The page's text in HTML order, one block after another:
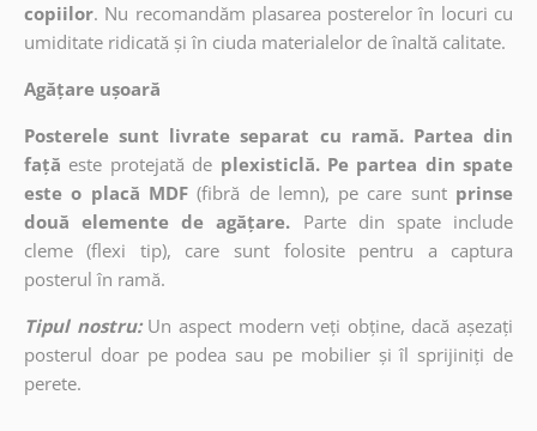
copiilor. Nu recomandăm plasarea posterelor în locuri cu
umiditate ridicată și în ciuda materialelor de înaltă calitate.
Agățare ușoară
Posterele sunt livrate separat cu ramă. Partea din
față este protejată de plexisticlă. Pe partea din spate
este o placă MDF (fibră de lemn), pe care sunt prinse
două elemente de agățare. Parte din spate include
cleme (flexi tip), care sunt folosite pentru a captura
posterul în ramă.
Tipul nostru: Un aspect modern veți obține, dacă așezați
posterul doar pe podea sau pe mobilier și îl sprijiniți de
perete.